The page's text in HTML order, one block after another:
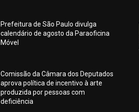
Prefeitura de São Paulo divulga
calendário de agosto da Paraoficina
Móvel
Comissão da Câmara dos Deputados
aprova política de incentivo à arte
produzida por pessoas com
deficiência